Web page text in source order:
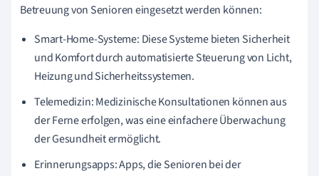
Betreuung von Senioren eingesetzt werden können:
Smart-Home-Systeme: Diese Systeme bieten Sicherheit
und Komfort durch automatisierte Steuerung von Licht,
Heizung und Sicherheitssystemen.
Telemedizin: Medizinische Konsultationen können aus
der Ferne erfolgen, was eine einfachere Überwachung
der Gesundheit ermöglicht.
Erinnerungsapps: Apps, die Senioren bei der